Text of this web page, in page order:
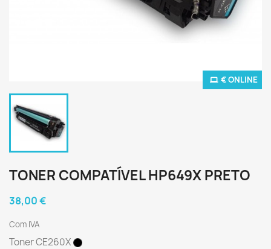
€ ONLINE
TONER COMPATÍVEL HP649X PRETO
38,00 €
Com IVA
Toner CE260X